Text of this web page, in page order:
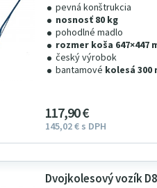
pevná konštrukcia
nosnosť 80 kg
pohodlné madlo
rozmer koša 647×447
český výrobok
bantamové kolesá 300
11790€
145 02€ s DPH
Dvojkolesový vozík